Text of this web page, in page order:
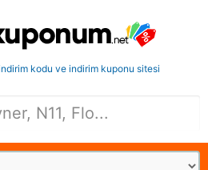
kodu ve indirim kuponu sitesi